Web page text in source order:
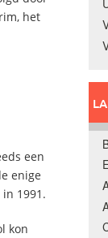
het
een
enige
1991.
kon